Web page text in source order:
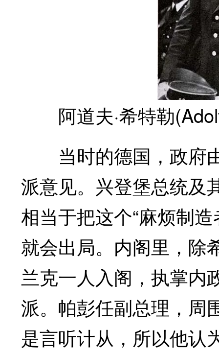
阿道夫·希特勒
当时的德国，政府
派意见。兴登堡总统及
相当于把这个“麻烦制
就会出局。内阁里，除
兰克一人入阁，执掌内
派。帕彭任副总理，周
是言听计从，所以他认